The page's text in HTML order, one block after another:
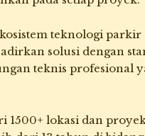
teknologi
solusi dengan
teknis profesional
1500+ lokasi dan